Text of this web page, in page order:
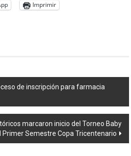
Imprimir
de inscripción para farmacia
marcaron inicio del Torneo Baby
Primer Semestre Copa Tricentenario